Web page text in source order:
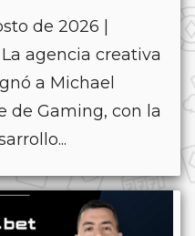
de 2026 |
agencia creativa
a Michael
de Gaming, con la